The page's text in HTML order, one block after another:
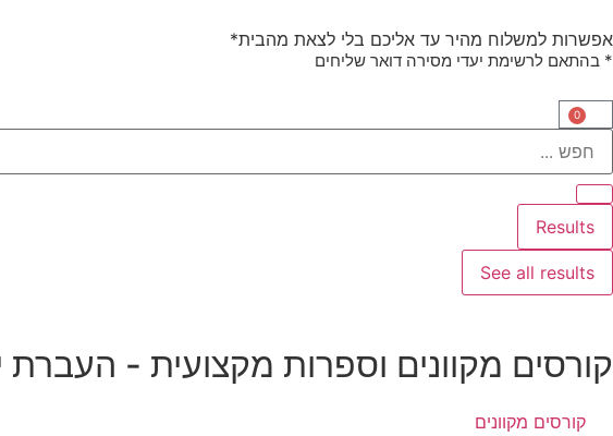
אפשרות למשלוח מהיר עד אליכם בלי לצאת מהבית*
* בהתאם לרשימת יעדי מסירה דואר שליחים
0
Results
See all results
קורסים מקוונים וספרות מקצועית -
קורסים מקוונים